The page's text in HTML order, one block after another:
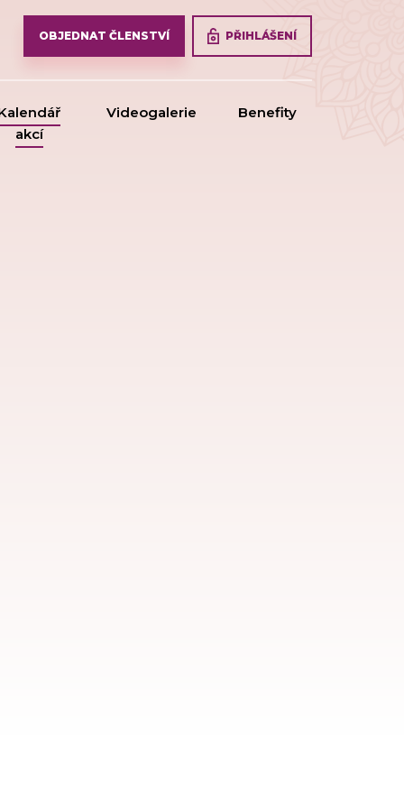
OBJEDNAT ČLENSTVÍ PŘIHLÁŠENÍ
akcí
Videogalerie Benefity